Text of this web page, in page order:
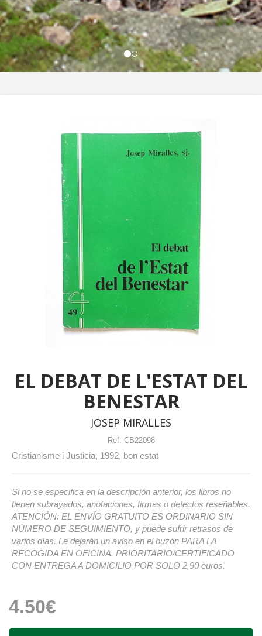
EL DEBAT DE L'ESTAT DEL
BENESTAR
JOSEP MIRALLES
Ref: CB22098
Cristianisme i Justicia, 1992, bon estat
Si no se especifica en la descripción anterior, los libros no
tienen subrayados, anotaciones, firmas o defectos reseñables.
ATENCIÓN: EL ENVÍO GRATUITO ES ORDINARIO SIN
NÚMERO DE SEGUIMIENTO, y puede sufrir retrasos de
varios días. Le dejarán un aviso en el buzón PARA LA
RECOGIDA EN OFICINA. PRIORITARIO/CERTIFICADO
CON ENTREGA A DOMICILIO POR SOLO 2,90 euros.
4.50€